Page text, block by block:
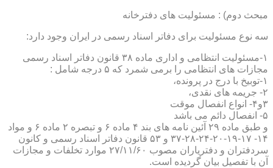
مبحث دوم) : مسئولیت های دفترخانه
سه نوع مسئولیت برای دفاتر اسناد رسمی در ایران وجود دارد:
۱-مسئولیت انتظامی و اداری ماده ۳۸ قانون دفاتر اسناد رسمی
مجازات های انتظامی را برمی شمرد که ۵ درجه شامل :
۱-توبیخ با درج در پرونده،
۲- جریمه های نقدی،
۳و۴- انواع انفصال موقت
۵- انفصال دائم می باشد
و طبق ماده ۲۹ آئین نامه های بند ۴ ماده ۶ و تبصره ۲ ماده ۶ و مواد
۱۴- ۱۷-۱۹-۲۰-۲۴-۲۸-۳۷ و ۵۳ قانون دفاتر اسناد رسمی و کانون
سردفتران و دفتریاران مصوب ۲۷/۱۱/۶۰ موارد تخلفات و مجازات
آن با تفصیل بیان گردیده است.